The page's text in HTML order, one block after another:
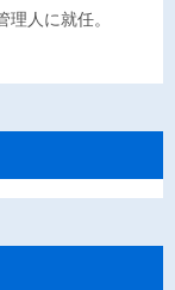
人に就任。